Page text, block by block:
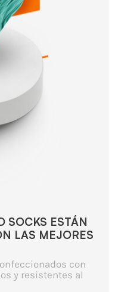
SOCKS ESTÁN
LAS MEJORES
con
y resistentes al